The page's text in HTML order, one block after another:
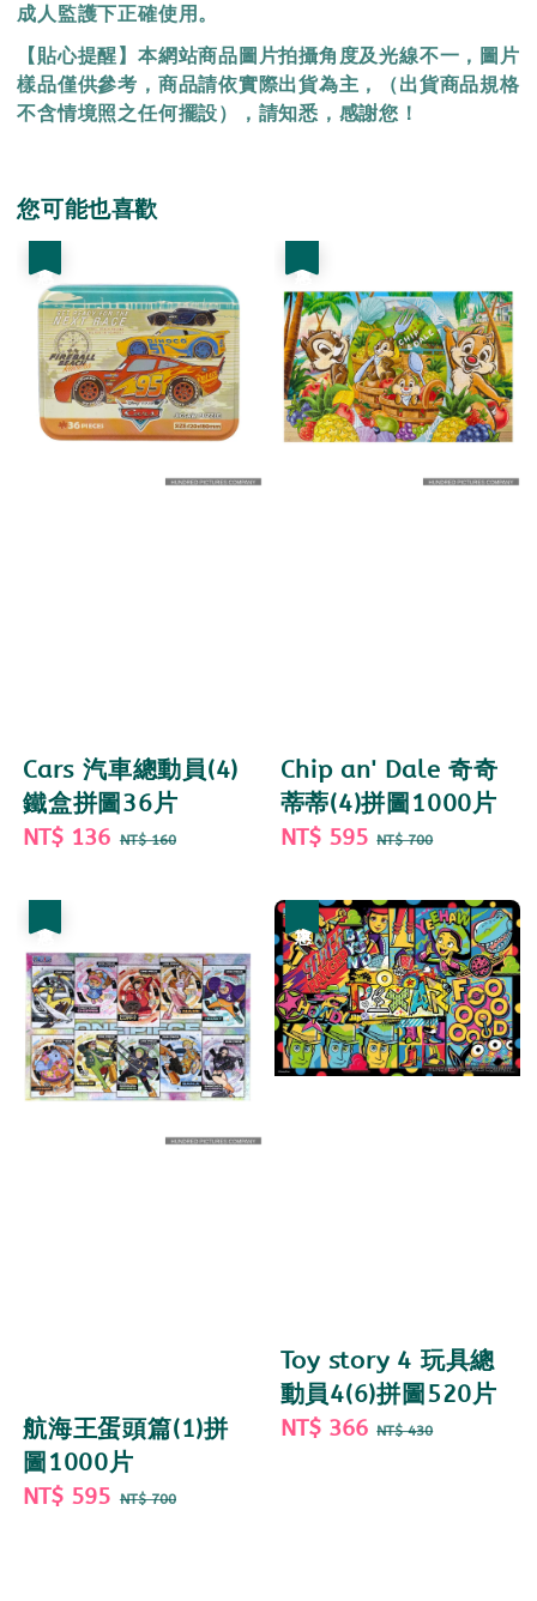
成人監護下正確使用。
【貼心提醒】本網站商品圖片拍攝角度及光線不一，圖片
樣品僅供參考，商品請依實際出貨為主，（出貨商品規格
不含情境照之任何擺設），請知悉，感謝您！
您可能也喜歡
Cars 汽車總動員(4)
鐵盒拼圖36片
Sale
NT$ 136 Regular
NT$ 160
Chip an' Dale 奇奇
蒂蒂(4)拼圖1000片
Sale
NT$ 595 Regular
NT$ 700
航海王蛋頭篇(1)拼
圖1000片
Sale
NT$ 595 Regular
NT$ 700
Toy story 4 玩具總
動員4(6)拼圖520片
Sale
NT$ 366 Regular
NT$ 430